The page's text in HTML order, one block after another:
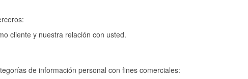
cliente y nuestra relación con usted.
de información personal con fines comerciales: